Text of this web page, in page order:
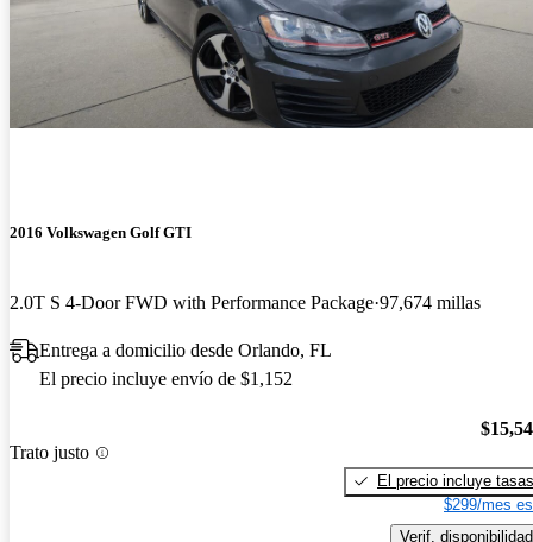
2016 Volkswagen Golf GTI
2.0T S 4-Door FWD with Performance Package 97,674 millas
Entrega a domicilio desde Orlando, FL
El precio incluye envío de $1,152
Trato justo
El precio incluye tasas
$299/mes
Verif. disponibilidad